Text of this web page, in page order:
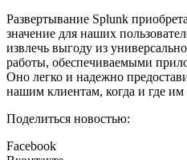
Развертывание Splunk
значение для наших
извлечь выгоду из
работы, обеспечиваемыми
Оно легко и надежно
нашим клиентам, когда и где им
Поделиться новостью:
Facebook